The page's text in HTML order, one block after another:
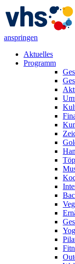
anspringen
Aktuelles
Programm